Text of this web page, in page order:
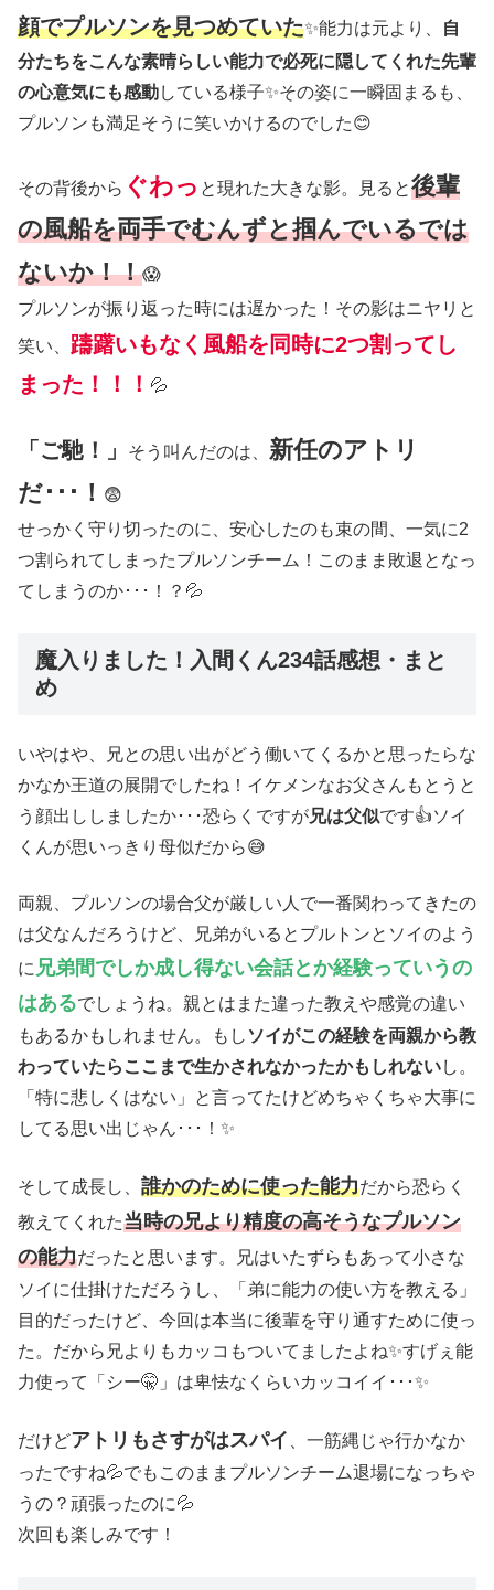
顔でプルソンを見つめていた✨能力は元より、
自
分たちをこんな素晴らしい能力で必死に隠してくれた先輩
の心意気にも感動している様子✨その姿に一瞬固まるも、
プルソンも満足そうに笑いかけるのでした😊
その背後から ぐわっ と現れた大きな影。見ると後輩
の風船を両手でむんずと掴んでいるでは
ないか！！😱
プルソンが振り返った時には遅かった！その影はニヤリと
笑い、 躊躇いもなく風船を同時に2つ割ってし
まった！！！ 💦
「ご馳！」 そう叫んだのは、 新任のアトリ
だ･･･！ 😨
せっかく守り切ったのに、安心したのも束の間、一気に2
つ割られてしまったプルソンチーム！このまま敗退となっ
てしまうのか･･･！？💦
魔入りました！入間くん234話感想・まと
め
いやはや、兄との思い出がどう働いてくるかと思ったらな
かなか王道の展開でしたね！イケメンなお父さんもとうと
う顔出ししましたか･･･恐らくですが兄は父似です👍ソイ
くんが思いっきり母似だから😅
両親、プルソンの場合父が厳しい人で一番関わってきたの
は父なんだろうけど、兄弟がいるとプルトンとソイのよう
に 兄弟間でしか成し得ない会話とか経験っていうの
はあるでしょうね。親とはまた違った教えや感覚の違い
もあるかもしれません。もし ソイがこの経験を両親から教
わっていたらここまで生かされなかったかもしれないし。
「特に悲しくはない」と言ってたけどめちゃくちゃ大事に
してる思い出じゃん･･･！✨
そして成長し、 誰かのために使った能力だから恐らく
教えてくれた当時の兄より精度の高そうなプルソン
の能力だったと思います。兄はいたずらもあって小さな
ソイに仕掛けただろうし、「弟に能力の使い方を教える」
目的だったけど、今回は本当に後輩を守り通すために使っ
た。だから兄よりもカッコもついてましたよね✨すげぇ能
力使って「シー🤫」は卑怯なくらいカッコイイ･･･✨
だけどアトリもさすがはスパイ 、一筋縄じゃ行かなか
ったですね💦でもこのままプルソンチーム退場になっちゃ
うの？頑張ったのに💦
次回も楽しみです！